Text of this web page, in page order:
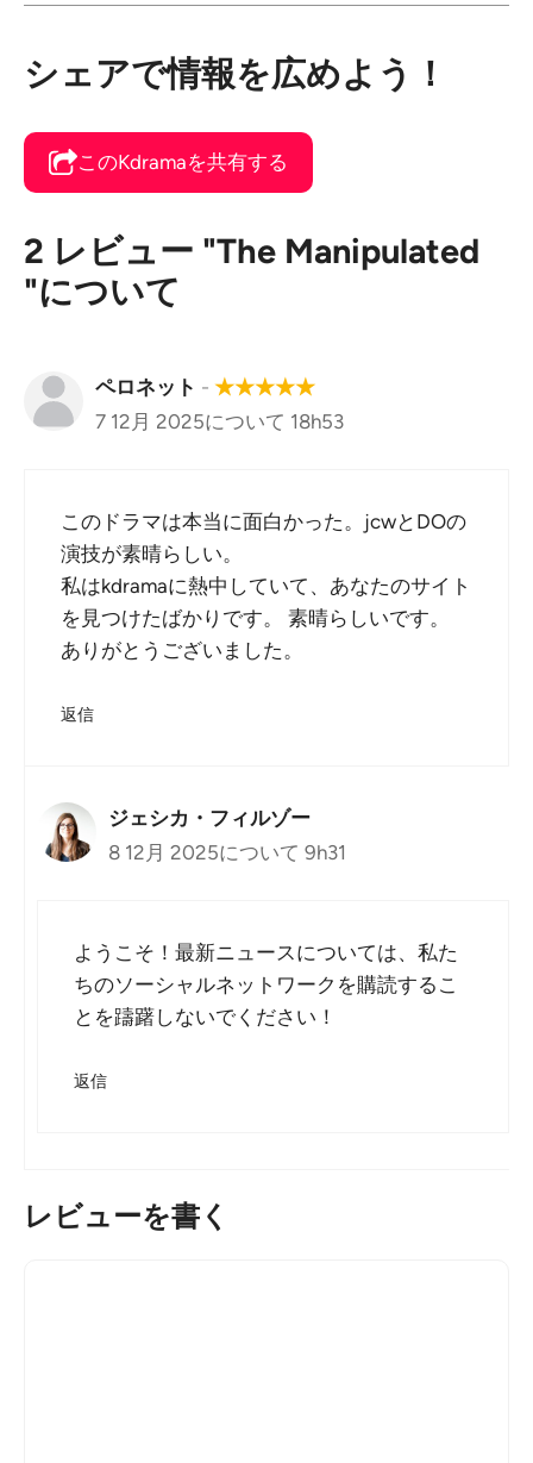
シェアで情報を広めよう！
このKdramaを共有する
2 レビュー "The Manipulated
"について
ペロネット - ★★★★★
7 12月 2025について 18h53
このドラマは本当に面白かった。jcwとDOの
演技が素晴らしい。
私はkdramaに熱中していて、あなたのサイト
を見つけたばかりです。 素晴らしいです。
ありがとうございました。
返信
ジェシカ・フィルゾー
8 12月 2025について 9h31
ようこそ！最新ニュースについては、私た
ちのソーシャルネットワークを購読するこ
とを躊躇しないでください！
返信
レビューを書く